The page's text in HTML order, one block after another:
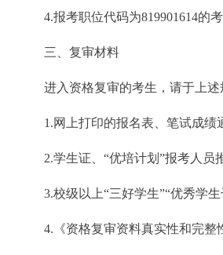
4.报考职位代码为819901614的考
三、复审材料
进入资格复审的考生，请于上述
1.网上打印的报名表、笔试成绩
2.学生证、“优培计划”报考人员
3.校级以上“三好学生”“优秀学生
4.《资格复审资料真实性和完整